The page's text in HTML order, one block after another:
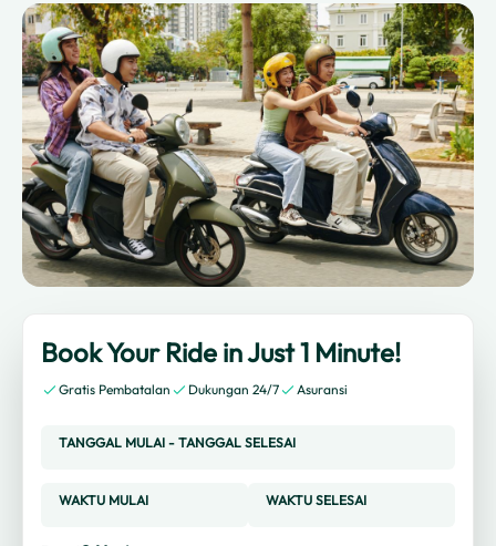
Book Your Ride in Just 1 Minute!
Gratis Pembatalan Dukungan 24/7 Asuransi
TANGGAL MULAI - TANGGAL SELESAI
WAKTU MULAI WAKTU SELESAI